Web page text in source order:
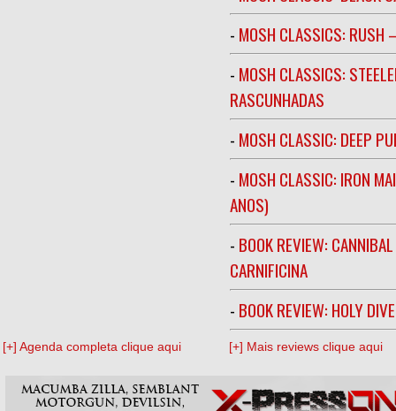
- MOSH CLASSICS: RUSH
- MOSH CLASSICS:
RASCUNHADAS
- MOSH CLASSIC: DEEP
- MOSH CLASSIC: IRON
ANOS)
- BOOK REVIEW:
CARNIFICINA
- BOOK REVIEW: HOLY
[+] Agenda completa clique aqui [+] Mais reviews clique aqui